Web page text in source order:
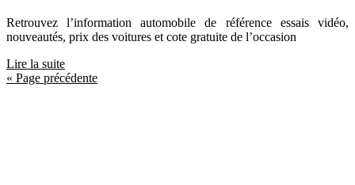
Retrouvez l’information automobile de référence essais vidéo,
nouveautés, prix des voitures et cote gratuite de l’occasion
Lire la suite
« Page précédente